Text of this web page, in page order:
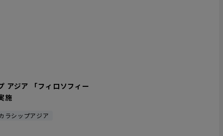
アジア 「フィロソフィー
施
ラシップアジア